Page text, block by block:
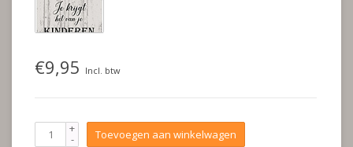
€9,95 Incl. btw
+
- Toevoegen aan winkelwagen